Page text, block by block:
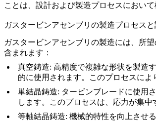
ことは、設計および製造プロセスにおい
ガスタービンアセンブリの製造プロセス
ガスタービンアセンブリの製造には、所
含まれます：
真空鋳造: 高精度で複雑な形状を製造
的に使用されます。このプロセスに
単結晶鋳造: タービンブレードに使用
します。このプロセスは、応力が集
等軸結晶鋳造: 機械的特性を向上させ